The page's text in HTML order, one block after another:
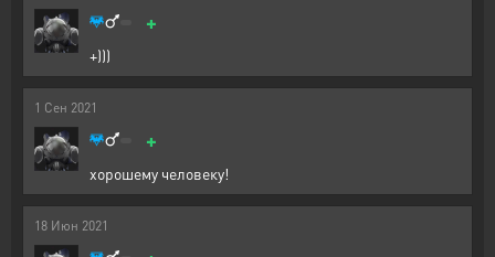
+
+)))
1 Сен 2021
+
хорошему человеку!
18 Июн 2021